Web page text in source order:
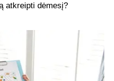
atkreipti dėmesį?